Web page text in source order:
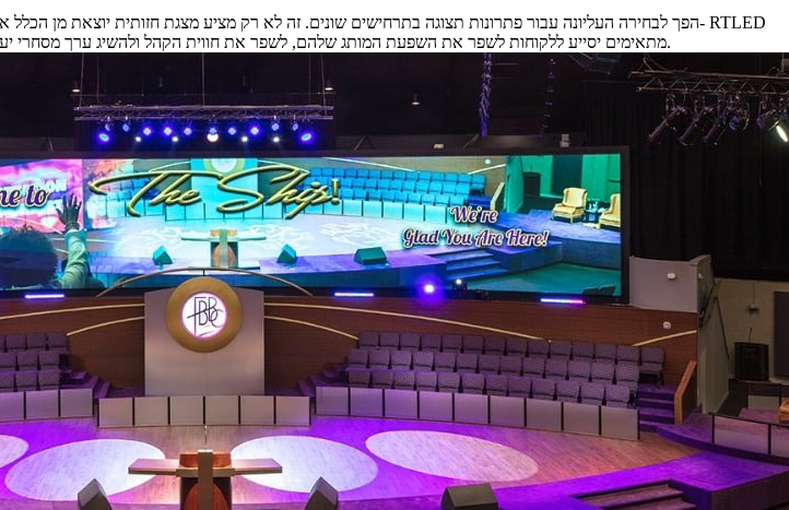
היו 14 שנות ניסיון בתצוגת LED מאז הקמתה. אנו מבינים מאוד כי מתן פתרונות תצוגת LED מתאימים יסייע ללקוחות לשפר את השפעת המותג שלהם, לשפר את חווית הקהל ולהשיג ערך מסחרי יעיל בו זמנית.